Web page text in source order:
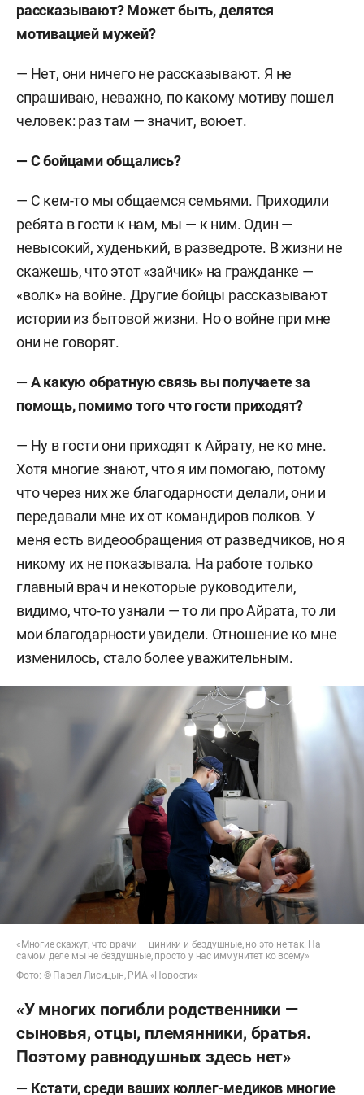
рассказывают? Может быть, делятся
мотивацией мужей?
— Нет, они ничего не рассказывают. Я не
спрашиваю, неважно, по какому мотиву пошел
человек: раз там — значит, воюет.
— С бойцами общались?
— С кем-то мы общаемся семьями. Приходили
ребята в гости к нам, мы — к ним. Один —
невысокий, худенький, в разведроте. В жизни не
скажешь, что этот «зайчик» на гражданке —
«волк» на войне. Другие бойцы рассказывают
истории из бытовой жизни. Но о войне при мне
они не говорят.
— А какую обратную связь вы получаете за
помощь, помимо того что гости приходят?
— Ну в гости они приходят к Айрату, не ко мне.
Хотя многие знают, что я им помогаю, потому
что через них же благодарности делали, они и
передавали мне их от командиров полков. У
меня есть видеообращения от разведчиков, но я
никому их не показывала. На работе только
главный врач и некоторые руководители,
видимо, что-то узнали — то ли про Айрата, то ли
мои благодарности увидели. Отношение ко мне
изменилось, стало более уважительным.
«Многие скажут, что врачи — циники и бездушные, но это не так. На
самом деле мы не бездушные, просто у нас иммунитет ко всему»
Фото: © Павел Лисицын, РИА «Новости»
«У многих погибли родственники —
сыновья, отцы, племянники, братья.
Поэтому равнодушных здесь нет»
— Кстати, среди ваших коллег-медиков многие